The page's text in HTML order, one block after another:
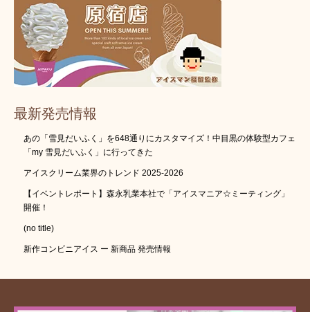
最新発売情報
あの「雪見だいふく」を648通りにカスタマイズ！中目黒の体験型カフェ
「my 雪見だいふく」に行ってきた
アイスクリーム業界のトレンド 2025-2026
【イベントレポート】森永乳業本社で「アイスマニア☆ミーティング」
開催！
(no title)
新作コンビニアイス ー 新商品 発売情報